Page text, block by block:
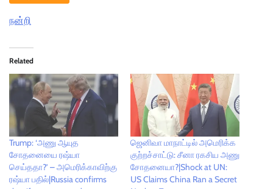
நன்றி
Related
Trump: ‘அணு ஆயுத
சோதனையை ரஷ்யா
செய்ததா?’ – அமெரிக்காவிற்கு
ரஷ்யா பதில்|Russia confirms
ஜெனிவா மாநாட்டில் அமெரிக்க
குற்றச்சாட்டு: சீனா ரகசிய அணு
சோதனையா?|Shock at UN:
US Claims China Ran a Secret